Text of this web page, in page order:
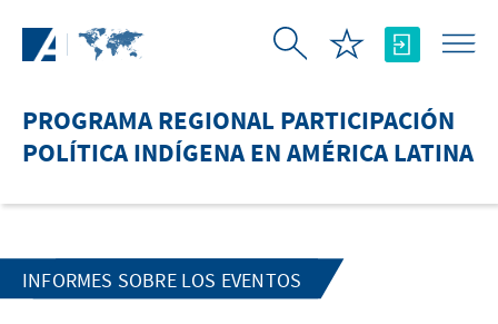
PROGRAMA REGIONAL PARTICIPACIÓN
POLÍTICA INDÍGENA EN AMÉRICA LATINA
INFORMES SOBRE LOS EVENTOS